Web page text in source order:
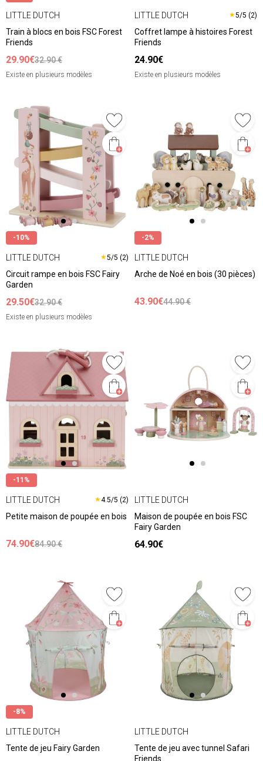
LITTLE DUTCH
Train à blocs en bois FSC Forest
Friends
29.90€32.90 €
Existe en plusieurs modèles
LITTLE DUTCH ★5/5 (2)
Coffret lampe à histoires Forest
Friends
24.90€
Existe en plusieurs modèles
-10%
LITTLE DUTCH ★5/5 (2)
Circuit rampe en bois FSC Fairy
Garden
29.50€32.90 €
Existe en plusieurs modèles
-2%
LITTLE DUTCH
Arche de Noé en bois (30 pièces)
43.90€44.90 €
-11%
LITTLE DUTCH ★4.5/5 (2)
Petite maison de poupée en bois
74.90€84.90 €
LITTLE DUTCH
Maison de poupée en bois FSC
Fairy Garden
64.90€
-8%
LITTLE DUTCH
Tente de jeu Fairy Garden
LITTLE DUTCH
Tente de jeu avec tunnel Safari
Friends